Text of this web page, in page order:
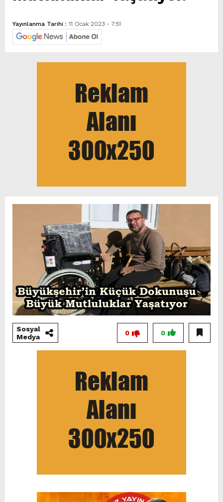
Yayınlanma Tarihi : 11 Ocak 2023 - 7:51
Sosyal
Medya
0
0